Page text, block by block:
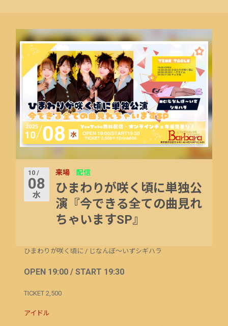
10 /
08
水
来場 配信
ひまわりが咲く頃に単独公
演『今できる全ての曲見れ
ちゃいますSP』
ひまわりが咲く頃に / じなんぼ～いずシギハラ
OPEN 19:00 / START 19:30
TICKET 2,500
アイドル